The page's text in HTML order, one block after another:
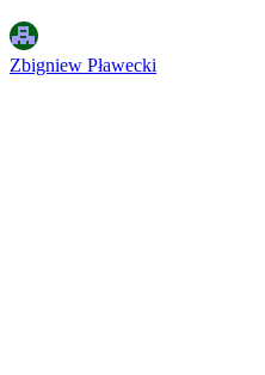
Zbigniew Pławecki